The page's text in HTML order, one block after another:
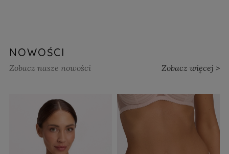
NOWOŚCI
Zobacz nasze nowości Zobacz więcej >